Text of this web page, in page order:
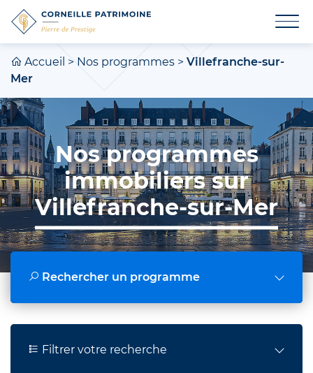
Accueil > Nos programmes > Villefranche-sur-
Mer
Nos programmes
immobiliers sur
Villefranche-sur-Mer
Rechercher un programme
Filtrer votre recherche